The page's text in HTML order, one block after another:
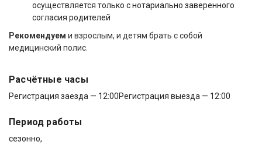
осуществляется только с нотариально заверенного
согласия родителей
Рекомендуем и взрослым, и детям брать с собой
медицинский полис.
Расчётные часы
Регистрация заезда — 12:00Регистрация выезда — 12:00
Период работы
сезонно,